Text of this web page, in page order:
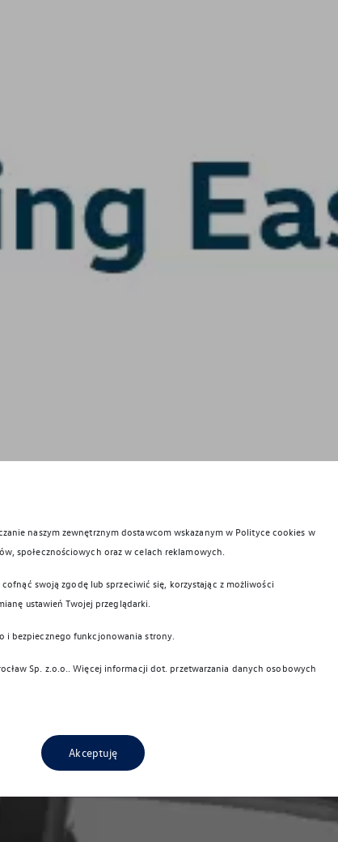
naszym zewnętrznym dostawcom wskazanym w Polityce cookies w
społecznościowych oraz w celach reklamowych.
swoją zgodę lub sprzeciwić się, korzystając z możliwości
ustawień Twojej przeglądarki.
i bezpiecznego funkcjonowania strony.
Sp. z.o.o.. Więcej informacji dot. przetwarzania danych osobowych
Akceptuję